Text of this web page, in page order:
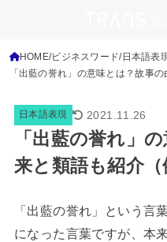
HOME ビジネスワード 日本語表
「出藍の誉れ」の意味とは？故事
日本語表現 2021.11.26
「出藍の誉れ」
来と類語も紹介（
「出藍の誉れ」という言
になった言葉ですが、本